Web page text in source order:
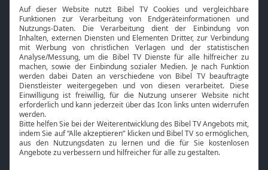
Neuigkeiten
Smart TV
HbbTV
Bibelthek Online-Bibel
Nächster Gottesdienst
Bibel TV
Über uns
Jobs
Service
Kontakt
TV-Empfang